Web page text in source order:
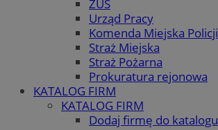
ZUS
Urząd Pracy
Komenda Miejska Policji
Straż Miejska
Straż Pożarna
Prokuratura rejonowa
KATALOG FIRM
KATALOG FIRM
Dodaj firmę do katalogu